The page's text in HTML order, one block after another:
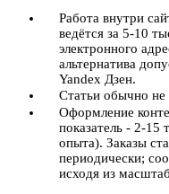
Работа внутри
ведётся за 5-10
электронного
альтернатива
Yandex Дзен.
Статьи обычно
Оформление
показатель - 2-15
опыта). Заказы
периодически;
исходя из